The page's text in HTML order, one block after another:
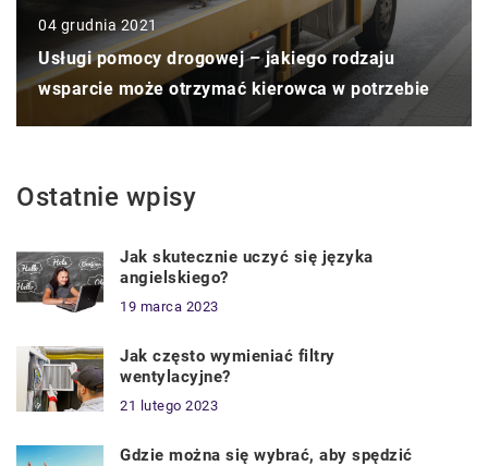
04 grudnia 2021
Usługi pomocy drogowej – jakiego rodzaju
wsparcie może otrzymać kierowca w potrzebie
Ostatnie wpisy
Jak skutecznie uczyć się języka
angielskiego?
19 marca 2023
Jak często wymieniać filtry
wentylacyjne?
21 lutego 2023
Gdzie można się wybrać, aby spędzić